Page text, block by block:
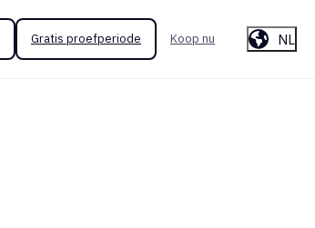
Gratis proefperiode Koop nu NL